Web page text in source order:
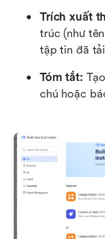
Trích xuất
trúc (như
tập tin đã
Tóm tắt:
chú hoặc